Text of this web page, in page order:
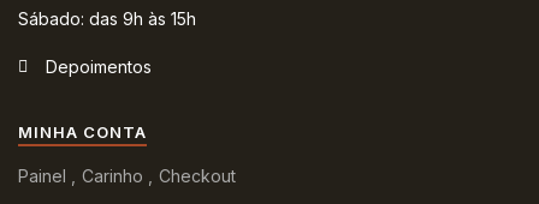
Sábado: das 9h às 15h
Depoimentos
MINHA CONTA
Painel Carinho Checkout